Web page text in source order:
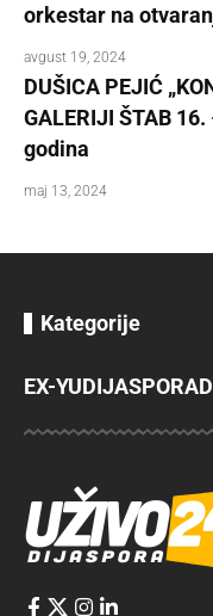
orkestar na
avgust 19, 2024
DUŠICA PEJIĆ
GALERIJI ŠTAB
godina
maj 13, 2024
Kategorije
EX-YUDIJASPORA